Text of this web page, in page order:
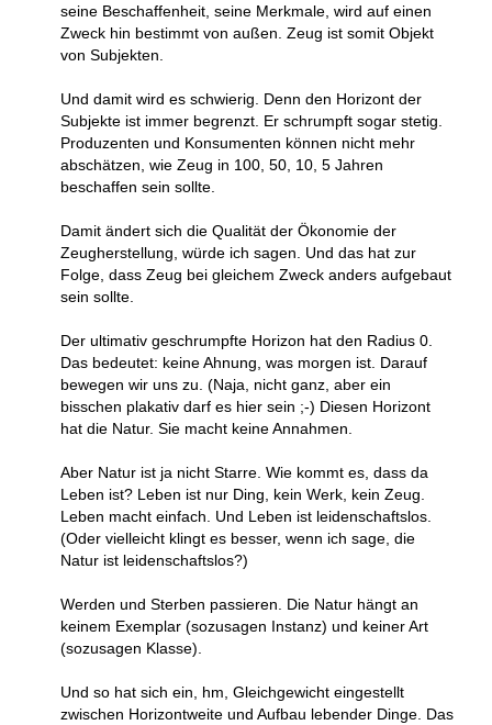
seine Beschaffenheit, seine Merkmale, wird auf einen
Zweck hin bestimmt von außen. Zeug ist somit Objekt
von Subjekten.
Und damit wird es schwierig. Denn den Horizont der
Subjekte ist immer begrenzt. Er schrumpft sogar stetig.
Produzenten und Konsumenten können nicht mehr
abschätzen, wie Zeug in 100, 50, 10, 5 Jahren
beschaffen sein sollte.
Damit ändert sich die Qualität der Ökonomie der
Zeugherstellung, würde ich sagen. Und das hat zur
Folge, dass Zeug bei gleichem Zweck anders aufgebaut
sein sollte.
Der ultimativ geschrumpfte Horizon hat den Radius 0.
Das bedeutet: keine Ahnung, was morgen ist. Darauf
bewegen wir uns zu. (Naja, nicht ganz, aber ein
bisschen plakativ darf es hier sein ;-) Diesen Horizont
hat die Natur. Sie macht keine Annahmen.
Aber Natur ist ja nicht Starre. Wie kommt es, dass da
Leben ist? Leben ist nur Ding, kein Werk, kein Zeug.
Leben macht einfach. Und Leben ist leidenschaftslos.
(Oder vielleicht klingt es besser, wenn ich sage, die
Natur ist leidenschaftslos?)
Werden und Sterben passieren. Die Natur hängt an
keinem Exemplar (sozusagen Instanz) und keiner Art
(sozusagen Klasse).
Und so hat sich ein, hm, Gleichgewicht eingestellt
zwischen Horizontweite und Aufbau lebender Dinge. Das